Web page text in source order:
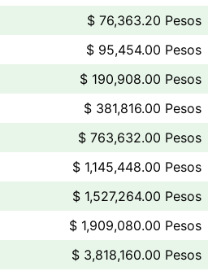
$ 76,363.20 Pesos
$ 95,454.00 Pesos
$ 190,908.00 Pesos
$ 381,816.00 Pesos
$ 763,632.00 Pesos
$ 1,145,448.00 Pesos
$ 1,527,264.00 Pesos
$ 1,909,080.00 Pesos
$ 3,818,160.00 Pesos